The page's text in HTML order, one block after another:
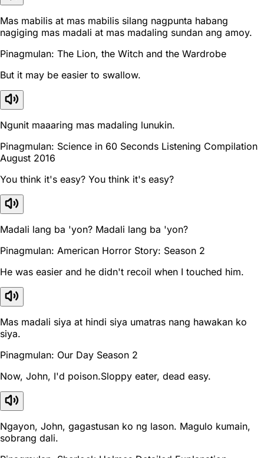
Mas mabilis at mas mabilis silang nagpunta habang
nagiging mas madali at mas madaling sundan ang amoy.
Pinagmulan: The Lion, the Witch and the Wardrobe
But it may be easier to swallow.
Ngunit maaaring mas madaling lunukin.
Pinagmulan: Science in 60 Seconds Listening Compilation
August 2016
You think it's easy? You think it's easy?
Madali lang ba 'yon? Madali lang ba 'yon?
Pinagmulan: American Horror Story: Season 2
He was easier and he didn't recoil when I touched him.
Mas madali siya at hindi siya umatras nang hawakan ko
siya.
Pinagmulan: Our Day Season 2
Now, John, I'd poison.Sloppy eater, dead easy.
Ngayon, John, gagastusan ko ng lason. Magulo kumain,
sobrang dali.